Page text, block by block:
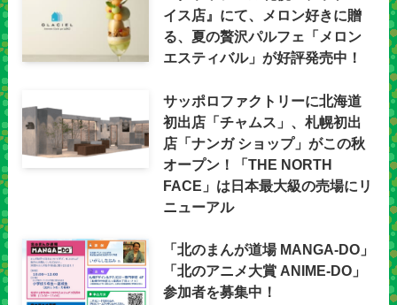
イス店』にて、メロン好きに贈
る、夏の贅沢パルフェ「メロン
エスティバル」が好評発売中！
サッポロファクトリーに北海道
初出店「チャムス」、札幌初出
店「ナンガ ショップ」がこの秋
オープン！「THE NORTH
FACE」は日本最大級の売場にリ
ニューアル
「北のまんが道場 MANGA-DO」
「北のアニメ大賞 ANIME-DO」
参加者を募集中！